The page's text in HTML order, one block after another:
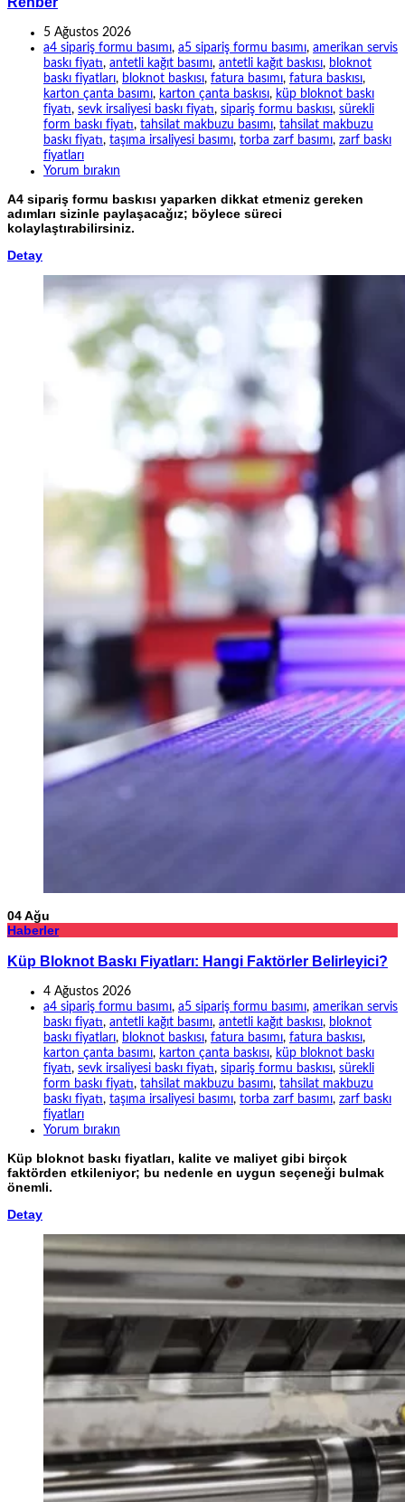
5 Ağustos 2026
a4 sipariş formu basımı, a5 sipariş formu basımı, amerikan servis
baskı fiyatı, antetli kağıt basımı, antetli kağıt baskısı, bloknot
baskı fiyatları, bloknot baskısı, fatura basımı, fatura baskısı,
karton çanta basımı, karton çanta baskısı, küp bloknot baskı
fiyatı, sevk irsaliyesi baskı fiyatı, sipariş formu baskısı, sürekli
form baskı fiyatı, tahsilat makbuzu basımı, tahsilat makbuzu
baskı fiyatı, taşıma irsaliyesi basımı, torba zarf basımı, zarf baskı
fiyatları
Yorum bırakın
A4 sipariş formu baskısı yaparken dikkat etmeniz gereken
adımları sizinle paylaşacağız; böylece süreci
kolaylaştırabilirsiniz.
Detay
04Ağu
Haberler
Küp Bloknot Baskı Fiyatları: Hangi Faktörler Belirleyici?
4 Ağustos 2026
a4 sipariş formu basımı, a5 sipariş formu basımı, amerikan servis
baskı fiyatı, antetli kağıt basımı, antetli kağıt baskısı, bloknot
baskı fiyatları, bloknot baskısı, fatura basımı, fatura baskısı,
karton çanta basımı, karton çanta baskısı, küp bloknot baskı
fiyatı, sevk irsaliyesi baskı fiyatı, sipariş formu baskısı, sürekli
form baskı fiyatı, tahsilat makbuzu basımı, tahsilat makbuzu
baskı fiyatı, taşıma irsaliyesi basımı, torba zarf basımı, zarf baskı
fiyatları
Yorum bırakın
Küp bloknot baskı fiyatları, kalite ve maliyet gibi birçok
faktörden etkileniyor; bu nedenle en uygun seçeneği bulmak
önemli.
Detay